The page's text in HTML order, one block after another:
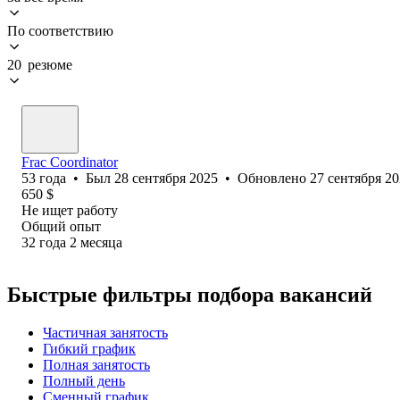
По соответствию
20 резюме
Frac Coordinator
53 года • Был 28 сентября 2025 • Обновлено 27 сентября
650 $
Не ищет работу
Общий опыт
32 года 2 месяца
Быстрые фильтры подбора вакансий
Частичная занятость
Гибкий график
Полная занятость
Полный день
Сменный график